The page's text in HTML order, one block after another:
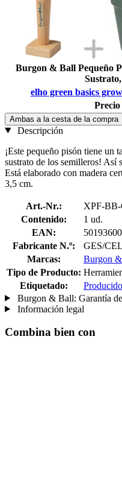
Burgon & Ball Pequeño
elho green basics
Ambas a la cesta de la compra
Descripción
¡Este pequeño pisón tiene un
sustrato de los semilleros! Así
Está elaborado con madera
3,5 cm.
Art.-Nr.:
XPF-
Contenido:
1 ud.
EAN:
Fabricante N.º:
GES/
Marcas:
Burgon
Tipo de Producto:
Etiquetado:
Burgon & Ball: Garantía
Información legal
Combina bien con